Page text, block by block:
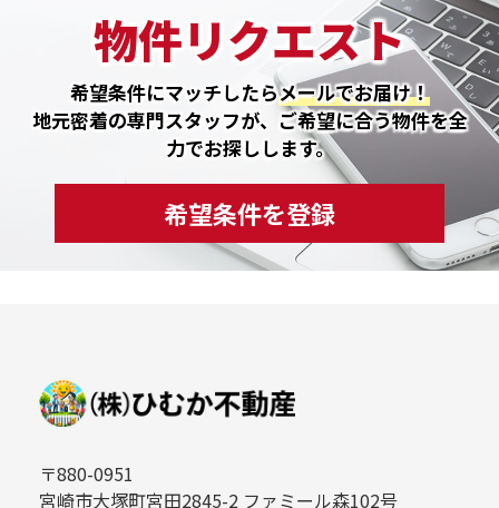
物件リクエスト
希望条件にマッチしたらメールでお届け！
地元密着の専門スタッフが、ご希望に合う物件を全
力でお探しします。
希望条件を登録
〒880-0951
宮崎市大塚町宮田2845-2 ファミール森102号